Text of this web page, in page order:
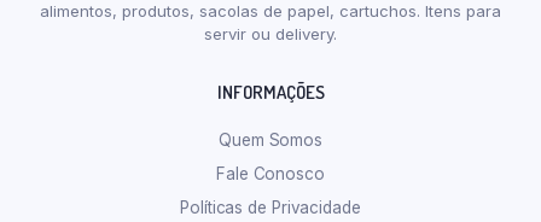
alimentos, produtos, sacolas de papel, cartuchos. Itens para
servir ou delivery.
INFORMAÇÕES
Quem Somos
Fale Conosco
Políticas de Privacidade